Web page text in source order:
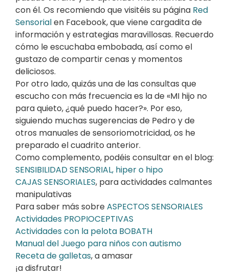
con él. Os recomiendo que visitéis su página Red
Sensorialen Facebook, que viene cargadita de
información y estrategias maravillosas. Recuerdo
cómo le escuchaba embobada, así como el
gustazo de compartir cenas y momentos
deliciosos.
Por otro lado, quizás una de las consultas que
escucho con más frecuencia es la de «MI hijo no
para quieto, ¿qué puedo hacer?». Por eso,
siguiendo muchas sugerencias de Pedro y de
otros manuales de sensoriomotricidad, os he
preparado el cuadrito anterior.
Como complemento, podéis consultar en el blog:
SENSIBILIDAD SENSORIAL, hiper o hipo
CAJAS SENSORIALES, para actividades calmantes
manipulativas
Para saber más sobreASPECTOS SENSORIALES
Actividades PROPIOCEPTIVAS
Actividades con la pelota BOBATH
Manual del Juego para niños con autismo
Receta de galletas, a amasar
¡a disfrutar!